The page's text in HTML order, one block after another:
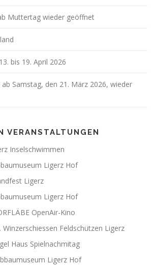
Muttertag wieder geöffnet
bis 19. April 2026
Samstag, den 21. März 2026, wieder
VERANSTALTUNGEN
Inselschwimmen
Ligerz Hof
Ligerz
Ligerz Hof
OpenAir-Kino
Winzerschiessen Feldschützen Ligerz
Haus Spielnachmitag
Ligerz Hof